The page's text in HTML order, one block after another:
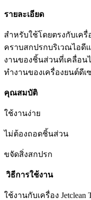
รายละเอียด
สำหรับใช้โดยตรงกับเครื่
คราบสกปรกบริเวณไอดี
งานของชิ้นส่วนที่เคลื่อน
ทำงานของเครื่องยนต์ดีเ
คุณสมบัติ
ใช้งานง่าย
ไม่ต้องถอดชิ้นส่วน
ขจัดสิ่งสกปรก
วิธีการใช้งาน
ใช้งานกับเครื่อง Jetclean